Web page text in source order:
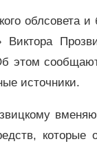
облсовета
этом
источники.
которые